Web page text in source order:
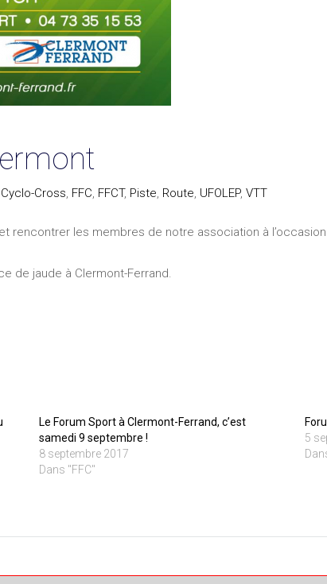
Cyclo-Cross, FFC, FFCT, Piste, Route, UFOLEP, VTT
rencontrer les membres de notre association à
de jaude à Clermont-Ferrand.
Le Forum Sport à Clermont-Ferrand, c’est
samedi 9 septembre !
8 septembre 2017
Dans "FFC"
5